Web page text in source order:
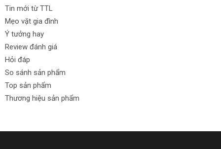
Tin mới từ TTL
Mẹo vặt gia đình
Ý tưởng hay
Review đánh giá
Hỏi đáp
So sánh sản phẩm
Top sản phẩm
Thương hiệu sản phẩm